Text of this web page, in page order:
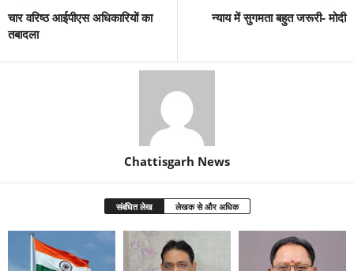
चार वरिष्ठ आईपीएस अधिकारियों का
तबादला
न्याय में सुगमता बहुत जरूरी- मोदी
Chattisgarh News
संबंधित लेख लेखक से और अधिक